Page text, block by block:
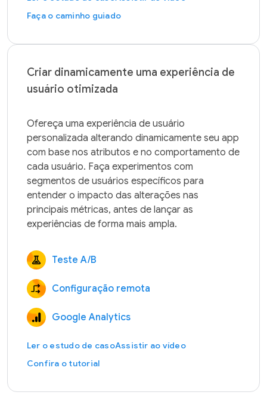
Faça o caminho guiado
Criar dinamicamente uma experiência de
usuário otimizada
Ofereça uma experiência de usuário
personalizada alterando dinamicamente seu app
com base nos atributos e no comportamento de
cada usuário. Faça experimentos com
segmentos de usuários específicos para
entender o impacto das alterações nas
principais métricas, antes de lançar as
Teste A/B
Configuração remota
Google Analytics
Ler o estudo de casoAssistir ao vídeo
Confira o tutorial